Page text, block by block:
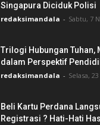
Singapura Diciduk Polisi
redaksimandala - Sabtu, 7
Trilogi Hubungan Tuhan,
dalam Perspektif
redaksimandala - Selasa,
Beli Kartu Perdana
Registrasi ? Hati-Hati